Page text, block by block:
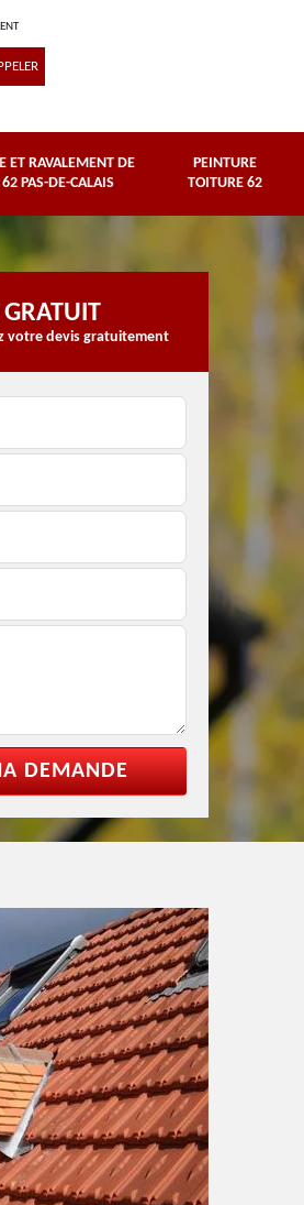
ET RAVALEMENT DE
62 PAS-DE-CALAIS
PEINTURE
TOITURE 62
GRATUIT
votre devis gratuitement